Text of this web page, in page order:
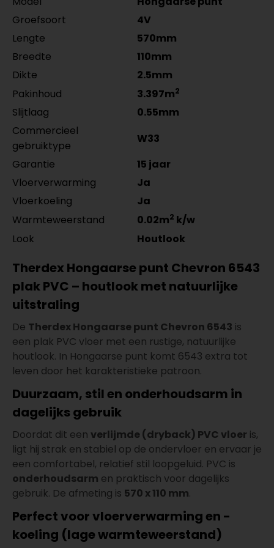
Groefsoort
4V
Lengte
570mm
Breedte
110mm
Dikte
2.5mm
Pakinhoud
3.397m2
Slijtlaag
0.55mm
Commercieel
gebruiktype
W33
Garantie
15 jaar
Vloerverwarming
Ja
Vloerkoeling
Ja
Warmteweerstand
0.02m2 k/w
Look
Houtlook
Therdex Hongaarse punt Chevron 6543
plak PVC – houtlook met natuurlijke
uitstraling
De Therdex Hongaarse punt Chevron 6543 is
een plak PVC vloer met een rustige, natuurlijke
houtlook. In Hongaarse punt komt 6543 extra tot
leven door het karakteristieke patroon.
Duurzaam, stil en onderhoudsarm in
dagelijks gebruik
Doordat dit een verlijmde (dryback) PVC vloer is,
ligt hij strak en stabiel op de ondervloer en ervaar je
een comfortabel, relatief stil loopgeluid. PVC is
onderhoudsarm en praktisch voor dagelijks
gebruik. De afmeting is 570 x 110 mm.
Perfect voor vloerverwarming en -
koeling (lage warmteweerstand)